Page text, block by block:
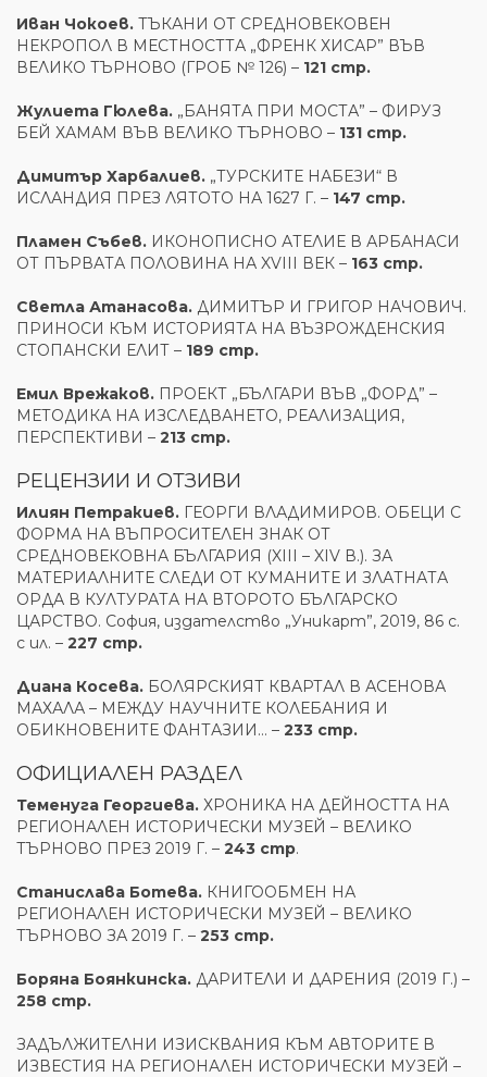
Иван Чокоев. ТЪКАНИ ОТ СРЕДНОВЕКОВЕН
НЕКРОПОЛ В МЕСТНОСТТА „ФРЕНК ХИСАР” ВЪВ
ВЕЛИКО ТЪРНОВО (ГРОБ № 126) – 121 стр.
Жулиета Гюлева. „БАНЯТА ПРИ МОСТА” – ФИРУЗ
БЕЙ ХАМАМ ВЪВ ВЕЛИКО ТЪРНОВО – 131 стр.
Димитър Харбалиев. „ТУРСКИТЕ НАБЕЗИ“ В
ИСЛАНДИЯ ПРЕЗ ЛЯТОТО НА 1627 Г. – 147 стр.
Пламен Събев. ИКОНОПИСНО АТЕЛИЕ В АРБАНАСИ
ОТ ПЪРВАТА ПОЛОВИНА НА XVIII ВЕК – 163 стр.
Светла Атанасова. ДИМИТЪР И ГРИГОР НАЧОВИЧ.
ПРИНОСИ КЪМ ИСТОРИЯТА НА ВЪЗРОЖДЕНСКИЯ
СТОПАНСКИ ЕЛИТ – 189 стр.
Емил Врежаков. ПРОЕКТ „БЪЛГАРИ ВЪВ „ФОРД” –
МЕТОДИКА НА ИЗСЛЕДВАНЕТО, РЕАЛИЗАЦИЯ,
ПЕРСПЕКТИВИ – 213 стр.
РЕЦЕНЗИИ И ОТЗИВИ
Илиян Петракиев. ГЕОРГИ ВЛАДИМИРОВ. ОБЕЦИ С
ФОРМА НА ВЪПРОСИТЕЛЕН ЗНАК ОТ
СРЕДНОВЕКОВНА БЪЛГАРИЯ (XIII – XIV В.). ЗА
МАТЕРИАЛНИТЕ СЛЕДИ ОТ КУМАНИТЕ И ЗЛАТНАТА
ОРДА В КУЛТУРАТА НА ВТОРОТО БЪЛГАРСКО
ЦАРСТВО. София, издателство „Уникарт”, 2019, 86 с.
с ил. – 227 стр.
Диана Косева. БОЛЯРСКИЯТ КВАРТАЛ В АСЕНОВА
МАХАЛА – МЕЖДУ НАУЧНИТЕ КОЛЕБАНИЯ И
ОБИКНОВЕНИТЕ ФАНТАЗИИ… – 233 стр.
ОФИЦИАЛЕН РАЗДЕЛ
Теменуга Георгиева. ХРОНИКА НА ДЕЙНОСТТА НА
РЕГИОНАЛЕН ИСТОРИЧЕСКИ МУЗЕЙ – ВЕЛИКО
ТЪРНОВО ПРЕЗ 2019 Г. – 243 стр.
Станислава Ботева. КНИГООБМЕН НА
РЕГИОНАЛЕН ИСТОРИЧЕСКИ МУЗЕЙ – ВЕЛИКО
ТЪРНОВО ЗА 2019 Г. – 253 стр.
Боряна Боянкинска. ДАРИТЕЛИ И ДАРЕНИЯ (2019 Г.) –
258 стр.
ЗАДЪЛЖИТЕЛНИ ИЗИСКВАНИЯ КЪМ АВТОРИТЕ В
ИЗВЕСТИЯ НА РЕГИОНАЛЕН ИСТОРИЧЕСКИ МУЗЕЙ –